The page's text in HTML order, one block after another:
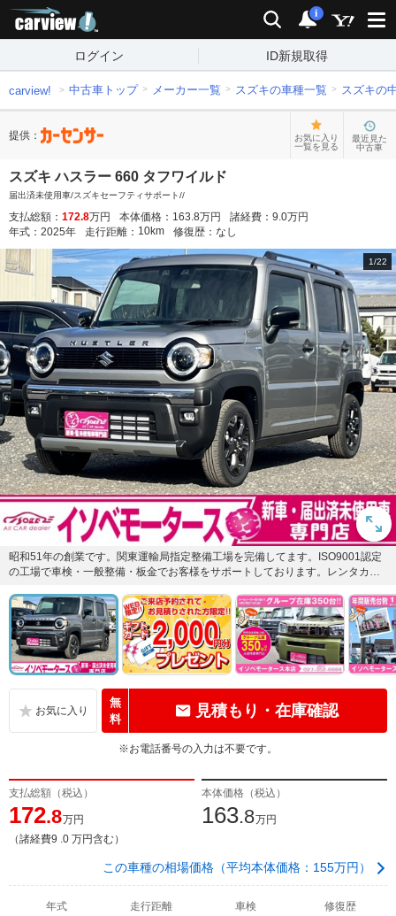
検索 通知
i
ログイン ID新規取得
carview! 中古車トップ メーカー一覧 スズキの車種一覧 スズキの
提供：
お気に入り
一覧を見る
最近見た
中古車
スズキ ハスラー 660 タフワイルド
届出済未使用車/スズキセーフティサポート//
支払総額： 172.8万円 本体価格： 163.8万円 諸経費： 9.0万円
年式： 2025年 走行距離： 10km 修復歴： なし
1/22
昭和51年の創業です。関東運輸局指定整備工場を完備してます。ISO9001認定
の工場で車検・一般整備・板金でお客様をサポートしております。レンタカー
無
料
見積もり・在庫確認
※お電話番号の入力は不要です。
支払総額（税込）
172.8万円
（諸経費9 .0 万円含む）
本体価格（税込）
163.8万円
この車種の相場価格（平均本体価格：155万円）
年式 走行距離
車検
修復歴